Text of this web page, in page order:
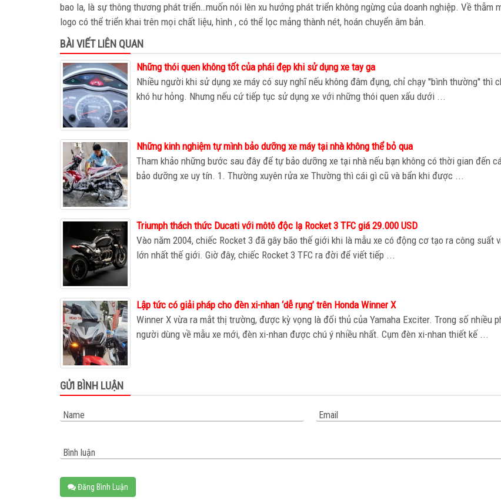
bao la, là sự thông thương phát triển…muốn nói lên xu hướng phát triển không ngừng của doanh nghiệp. Về thẫm
logo có thể triển khai trên mọi chất liệu, hình , có thể lọc mảng thành nét, hoán chuyển âm bản.
BÀI VIẾT LIÊN QUAN
Những thói quen không tốt của phái đẹp khi sử dụng xe tay ga
Nhiều người khi sử dụng xe máy có suy nghĩ nếu không đâm đụng, chỉ chạy ''bình thường'' thì
khó hư hỏng. Nhưng nếu cứ tiếp tục sử dụng xe với những thói quen xấu dưới ...
Những kinh nghiệm tự mình bảo dưỡng xe máy tại nhà không thể bỏ qua
Tham khảo những bước sau đây để tự bảo dưỡng xe tại nhà nếu bạn không có thời gian đến
bảo dưỡng xe uy tín. 1. Thường xuyên rửa xe Thường thì cái gì cũ và bẩn khi được ...
Triumph thách thức Ducati với môtô độc lạ Rocket 3 TFC giá 29.000 USD
Vào năm 2004, chiếc Rocket 3 đã gây bão thế giới khi là mẫu xe có động cơ tạo ra công suất
lớn nhất thế giới. Giờ đây, chiếc Rocket 3 TFC ra đời để viết tiếp ...
Lập tức có giải pháp cho đèn xi-nhan ‘dễ rụng’ trên Honda Winner X
Winner X vừa ra mắt thị trường, được kỳ vọng là đối thủ của Yamaha Exciter. Trong số nhiều
người dùng về mẫu xe mới, đèn xi-nhan được chú ý nhiều nhất. Cụm đèn xi-nhan thiết kế ...
GỬI BÌNH LUẬN
Name Email
Bình luận
Đăng Bình Luận